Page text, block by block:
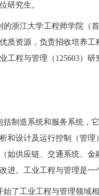
研究生。
的浙江大学工程师学院（
质资源，负责招收培养工
工程与管理（125603）研
括制造系统和服务系统，
和设计及运行控制（管
如供应链、交通系统、
进。工业工程与管理是
始了工业工程与管理领域